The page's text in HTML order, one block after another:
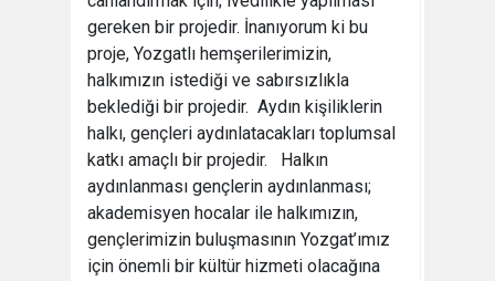
gereken bir projedir. İnanıyorum ki bu
proje, Yozgatlı hemşerilerimizin,
halkımızın istediği ve sabırsızlıkla
beklediği bir projedir. Aydın kişiliklerin
halkı, gençleri aydınlatacakları toplumsal
katkı amaçlı bir projedir. Halkın
aydınlanması gençlerin aydınlanması;
akademisyen hocalar ile halkımızın,
gençlerimizin buluşmasının Yozgat’ımız
için önemli bir kültür hizmeti olacağına